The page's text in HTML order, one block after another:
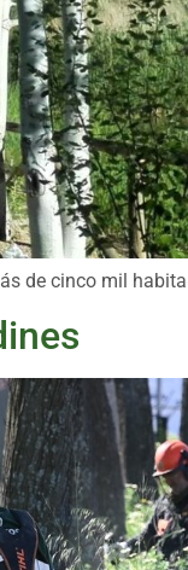
de cinco mil